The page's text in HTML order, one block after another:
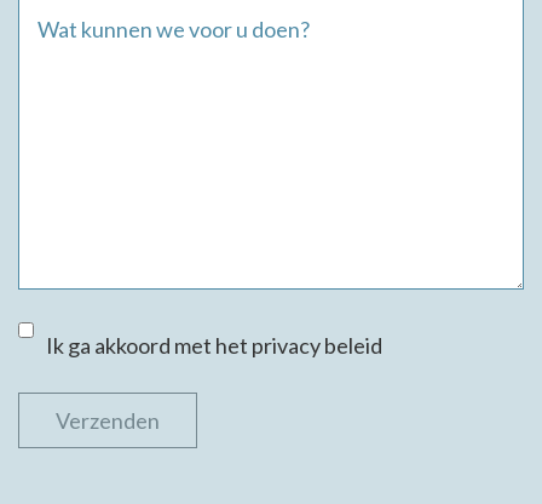
Ik ga akkoord met het privacy beleid